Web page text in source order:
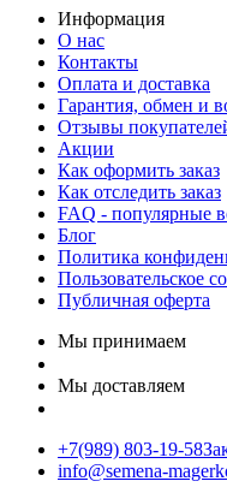
Информация
О нас
Контакты
Оплата и доставка
Гарантия, обмен и
Отзывы
Акции
Как оформить заказ
Как отследить заказ
FAQ - популярные
Блог
Политика
Пользовательское
Публичная оферта
Мы принимаем
Мы доставляем
+7(989) 803-19-58
info@semena-